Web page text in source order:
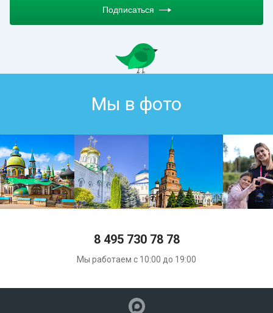
Подписаться
Мы в фото
8 495 730 78 78
Мы работаем с 10:00 до 19:00